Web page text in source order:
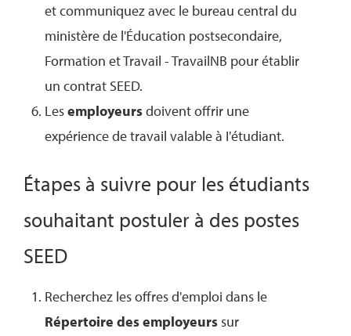
et communiquez avec le bureau central du
ministère de l'Éducation postsecondaire,
Formation et Travail - TravailNB pour établir
un contrat SEED.
Lesemployeursdoivent offrir une
expérience de travail valable à I'étudiant.
Étapes à suivre pour les étudiants
souhaitant postuler à des postes
SEED
Recherchez les offres d'emploi dans le
Répertoire des employeurs sur